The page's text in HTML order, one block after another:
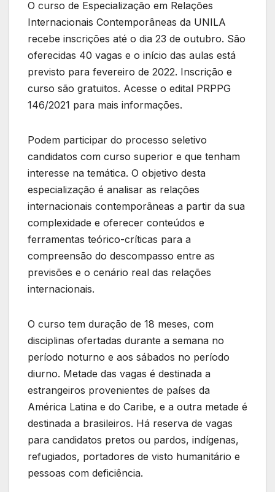
O curso de Especialização em Relações
Internacionais Contemporâneas da UNILA
recebe inscrições até o dia 23 de outubro. São
oferecidas 40 vagas e o início das aulas está
previsto para fevereiro de 2022. Inscrição e
curso são gratuitos. Acesse o edital PRPPG
146/2021 para mais informações.
Podem participar do processo seletivo
candidatos com curso superior e que tenham
interesse na temática. O objetivo desta
especialização é analisar as relações
internacionais contemporâneas a partir da sua
complexidade e oferecer conteúdos e
ferramentas teórico-críticas para a
compreensão do descompasso entre as
previsões e o cenário real das relações
internacionais.
O curso tem duração de 18 meses, com
disciplinas ofertadas durante a semana no
período noturno e aos sábados no período
diurno. Metade das vagas é destinada a
estrangeiros provenientes de países da
América Latina e do Caribe, e a outra metade é
destinada a brasileiros. Há reserva de vagas
para candidatos pretos ou pardos, indígenas,
refugiados, portadores de visto humanitário e
pessoas com deficiência.